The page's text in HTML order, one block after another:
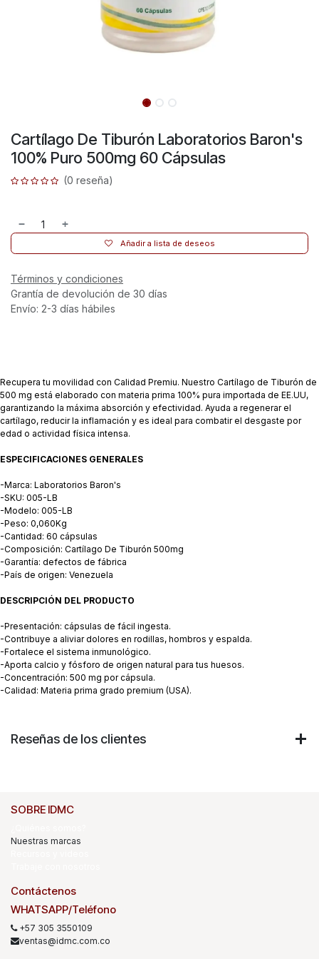
Cartílago De Tiburón Laboratorios Baron's
100% Puro 500mg 60 Cápsulas
(0 reseña)
Añadir a lista de deseos
Términos y condiciones
Grantía de devolución de 30 días
Envío: 2-3 días hábiles
Recupera tu movilidad con Calidad Premiu. Nuestro Cartílago de Tiburón de
500 mg está elaborado con materia prima 100% pura importada de EE.UU,
garantizando la máxima absorción y efectividad. Ayuda a regenerar el
cartílago, reducir la inflamación y es ideal para combatir el desgaste por
edad o actividad física intensa.
ESPECIFICACIONES GENERALES
-Marca: Laboratorios Baron's
-SKU: 005-LB
-Modelo: 005-LB
-Peso: 0,060Kg
-Cantidad: 60 cápsulas
-Composición: Cartílago De Tiburón 500mg
-Garantía: defectos de fábrica
-País de origen: Venezuela
DESCRIPCIÓN DEL PRODUCTO
-Presentación: cápsulas de fácil ingesta.
-Contribuye a aliviar dolores en rodillas, hombros y espalda.
-Fortalece el sistema inmunológico.
-Aporta calcio y fósforo de origen natural para tus huesos.
-Concentración: 500 mg por cápsula.
-Calidad: Materia prima grado premium (USA).
Reseñas de los clientes
SOBRE IDMC
Nuestras marcas
Contáctenos
WHATSAPP/Teléfono
+57 305 3550109
ventas@idmc.com.co